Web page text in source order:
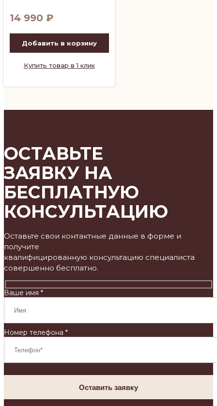
14 990 ₽
Добавить в корзину
Купить товар в 1 клик
ОСТАВЬТЕ
ЗАЯВКУ НА
БЕСПЛАТНУЮ
КОНСУЛЬТАЦИЮ
Оставьте свои контактные данные в форме и
получите
квалифицированную консультацию специалиста
совершенно бесплатно.
Ваше имя *
Номер телефона *
Оставить заявку